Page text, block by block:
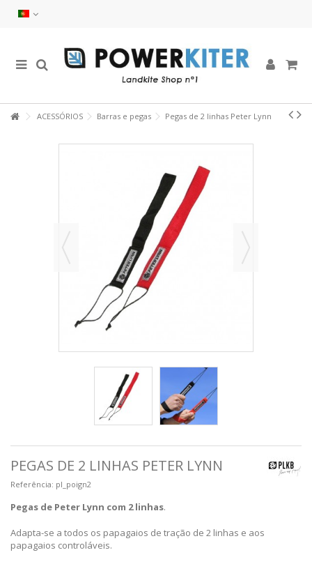
ACESSÓRIOS Barras e pegas Pegas de 2 linhas Peter Lynn
PEGAS DE 2 LINHAS PETER LYNN
Referência: pl_poign2
Pegas de Peter Lynn com 2 linhas.
Adapta-se a todos os papagaios de tração de 2 linhas e aos
papagaios controláveis.